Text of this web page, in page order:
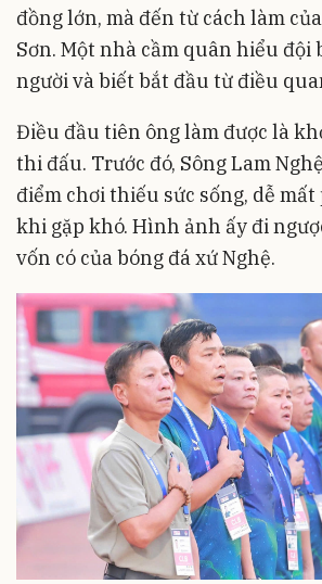
đồng lớn, mà đến từ cách làm
Sơn. Một nhà cầm quân hiểu đội
người và biết bắt đầu từ điều
Điều đầu tiên ông làm được là
thi đấu. Trước đó, Sông Lam
điểm chơi thiếu sức sống, dễ
khi gặp khó. Hình ảnh ấy đi
vốn có của bóng đá xứ Nghệ.